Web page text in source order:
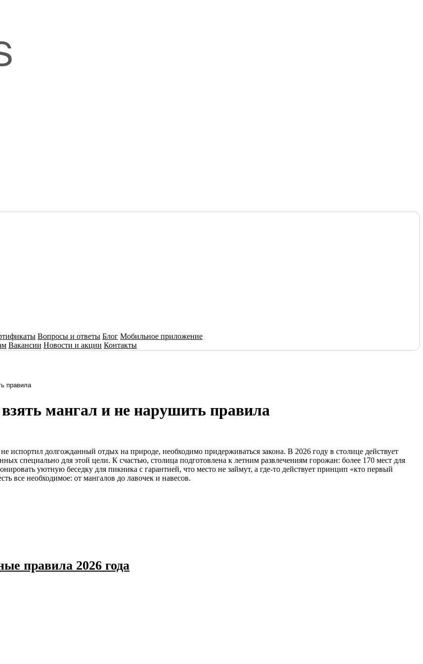
Вопросы и ответы Блог Мобильное приложение
Вакансии Новости и акции Контакты
правила
мангал и не нарушить правила
испортил долгожданный отдых на природе, необходимо придерживаться закона. В 2026 году в столице действует
специально для этой цели. К счастью, столица подготовлена к летним развлечениям горожан: более 170 мест для
уютную беседку для пикника с гарантией, что место не займут, а где-то действует принцип «кто первый
все необходимое: от мангалов до лавочек и навесов.
правила 2026 года